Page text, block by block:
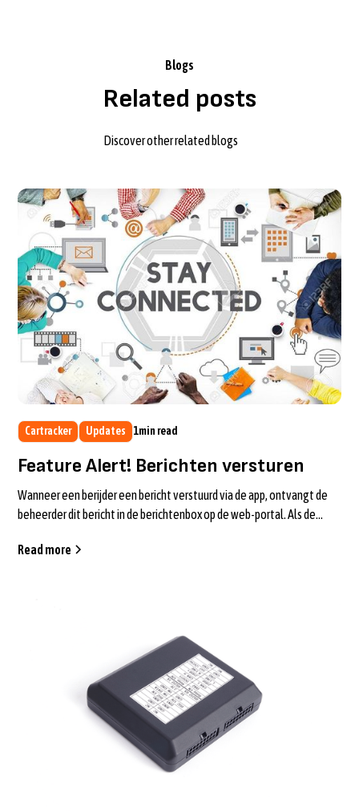
Blogs
Related posts
Discover other related blogs
Cartracker Updates 1min read
Feature Alert! Berichten versturen
Wanneer een berijder een bericht verstuurd via de app, ontvangt de
beheerder dit bericht in de berichtenbox op de web-portal. Als de
Read more